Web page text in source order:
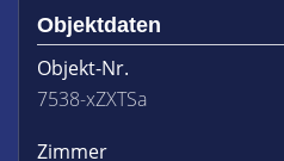
Objektdaten
Objekt-Nr.
7538-xZXTSa
Zimmer